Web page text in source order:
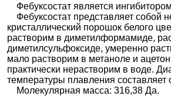
Фебуксостат является
Фебуксостат представляет собой
кристаллический порошок белого
растворим в диметилформамиде,
диметилсульфоксиде, умеренно
мало растворим в метаноле и
практически нерастворим в воде.
температуры плавления составляет
Молекулярная масса: 316,38 Да.